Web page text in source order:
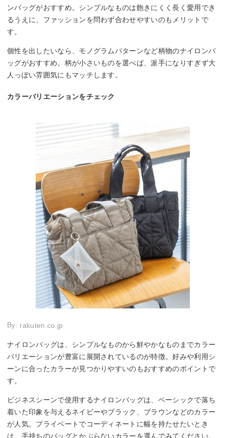
ンバッグがおすすめ。シンプルなものは飽きにくく長く愛用でき
るうえに、ファッションを問わず合わせやすいのもメリットで
す。
個性を出したいなら、モノグラムパターンなど柄物のナイロンバ
ッグがおすすめ。柄が小さいものを選べば、派手になりすぎず大
人っぽい雰囲気にもマッチします。
カラーバリエーションをチェック
By: rakuten.co.jp
ナイロンバッグは、シンプルなものから鮮やかなものまでカラー
バリエーションが豊富に展開されているのが特徴。好みや利用シ
ーンに合ったカラーが見つかりやすいのもおすすめのポイントで
す。
ビジネスシーンで使用するナイロンバッグは、ベーシックで落ち
着いた印象を与えるネイビーやブラック、ブラウンなどのカラー
が人気。プライベートでコーディネートに幅を持たせたいとき
は、手持ちのバッグとかぶらないカラーを選んでみてください。